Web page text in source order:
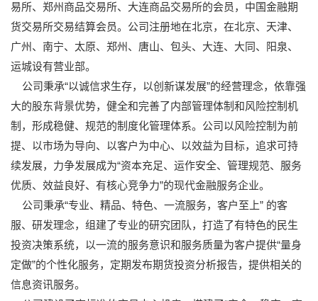
易所、郑州商品交易所、大连商品交易所的会员，中国金融期
货交易所交易结算会员。公司注册地在北京，在北京、天津、
广州、南宁、太原、郑州、唐山、包头、大连、大同、阳泉、
运城设有营业部。
公司秉承“以诚信求生存，以创新谋发展”的经营理念，依靠强
大的股东背景优势，健全和完善了内部管理体制和风险控制机
制，形成稳健、规范的制度化管理体系。公司以风险控制为前
提、以市场为导向、以客户为中心、以效益为目标，追求可持
续发展，力争发展成为“资本充足、运作安全、管理规范、服务
优质、效益良好、有核心竞争力”的现代金融服务企业。
公司秉承“专业、精品、特色、一流服务，客户至上” 的客
服、研发理念，组建了专业的研究团队，打造了有特色的民生
投资决策系统，以一流的服务意识和服务质量为客户提供“量身
定做”的个性化服务，定期发布期货投资分析报告，提供相关的
信息资讯服务。